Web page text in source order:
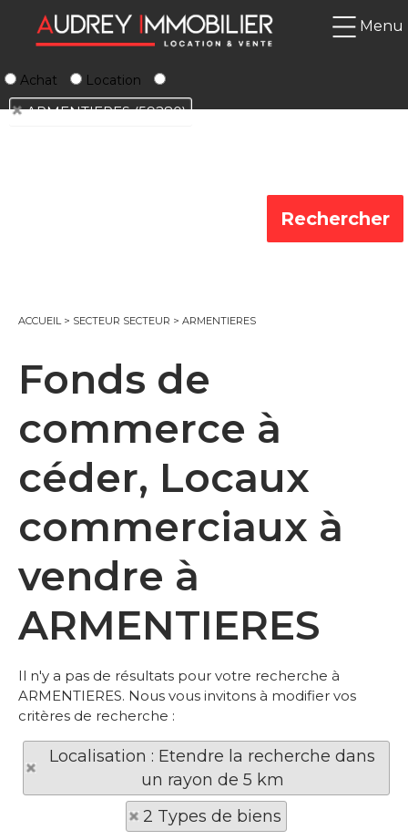
Menu
Achat Location
ARMENTIERES (59280)
ACCUEIL> SECTEUR SECTEUR > ARMENTIERES
Fonds de
commerce à
céder, Locaux
commerciaux à
vendre à
ARMENTIERES
Il n'y a pas de résultats pour votre recherche à
ARMENTIERES. Nous vous invitons à modifier vos
critères de recherche :
Localisation : Etendre la recherche dans
un rayon de 5 km
2 Types de biens